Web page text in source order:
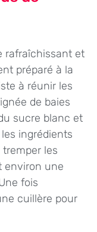
rafraîchissant et
préparé à la
à réunir les
de baies
sucre blanc et
ingrédients
les
environ une
fois
cuillère pour